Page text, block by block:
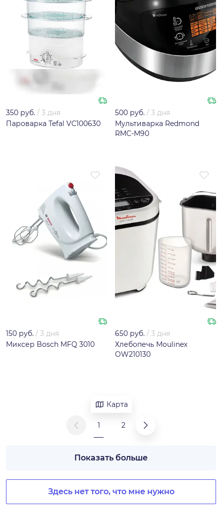
350 руб. / 3 дня
Пароварка Tefal VC100630
500 руб. / 3 дня
Мультиварка Redmond
RMC-M90
150 руб. / 3 дня
Миксер Bosch MFQ 3010
650 руб. / 3 дня
Хлебопечь Moulinex
OW210130
Карта
1 2
Показать больше
Здесь нет того, что мне нужно